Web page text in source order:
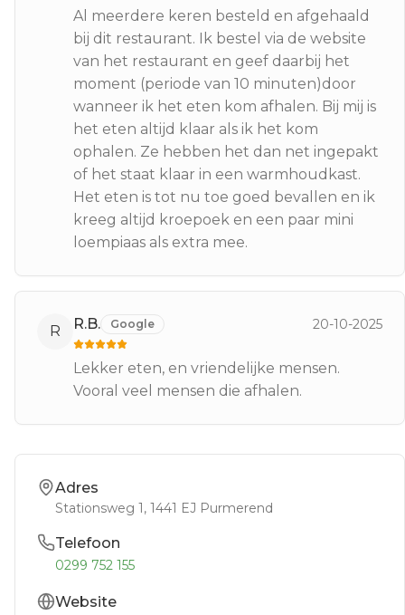
Al meerdere keren besteld en afgehaald
bij dit restaurant. Ik bestel via de website
van het restaurant en geef daarbij het
moment (periode van 10 minuten)door
wanneer ik het eten kom afhalen. Bij mij is
het eten altijd klaar als ik het kom
ophalen. Ze hebben het dan net ingepakt
of het staat klaar in een warmhoudkast.
Het eten is tot nu toe goed bevallen en ik
kreeg altijd kroepoek en een paar mini
loempiaas als extra mee.
R R.B. Google 20-10-2025
Lekker eten, en vriendelijke mensen.
Vooral veel mensen die afhalen.
Adres
Stationsweg 1, 1441 EJ Purmerend
Telefoon
0299 752 155
Website